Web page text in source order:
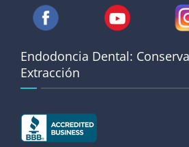
Endodoncia Dental:
Extracción